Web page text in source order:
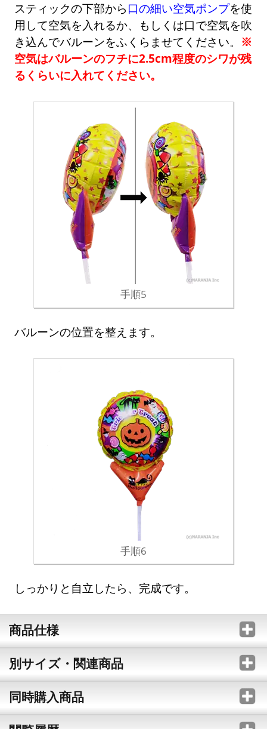
スティックの下部から 口の細い空気ポンプを使
用して空気を入れるか、もしくは口で空気を吹
き込んでバルーンをふくらませてください。 ※
空気はバルーンのフチに2.5cm程度のシワが残
るくらいに入れてください。
手順5
バルーンの位置を整えます。
手順6
しっかりと自立したら、完成です。
商品仕様
別サイズ・関連商品
同時購入商品